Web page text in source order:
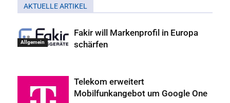
AKTUELLE ARTIKEL
Allgemein
Fakir will Markenprofil in Europa
schärfen
Telekom erweitert
Mobilfunkangebot um Google One